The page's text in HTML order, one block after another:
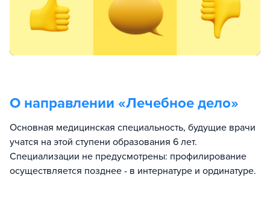
О направлении «Лечебное дело»
Основная медицинская специальность, будущие врачи
учатся на этой ступени образования 6 лет.
Специализации не предусмотрены: профилирование
осуществляется позднее - в интернатуре и ординатуре.